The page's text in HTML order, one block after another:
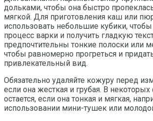
дольками, чтобы она быстро
мягкой. Для приготовления каш или
использовать небольшие кубики, чтобы
процесс варки и получить гладкую
предпочтительны тонкие полоски или
чтобы равномерно прогреться и
привлекательный вид.
Обязательно удаляйте кожуру перед
если она жесткая и грубая. В некоторых
остается, если она тонкая и мягкая,
использовании мини-тушек или